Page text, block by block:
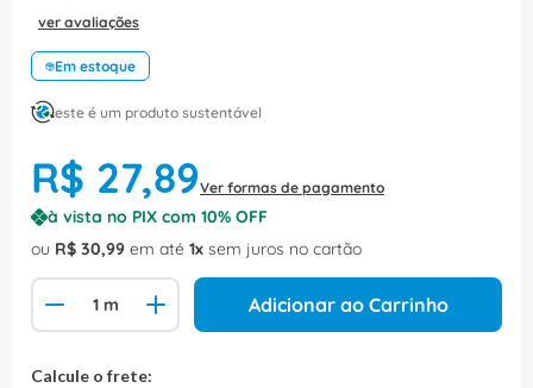
ver avaliações
Em estoque
este é um produto sustentável
R$ 27,89Ver formas de pagamento
à vista no PIX com 10% OFF
ou R$ 30,99 em até 1 sem juros no cartão
Adicionar ao Carrinho